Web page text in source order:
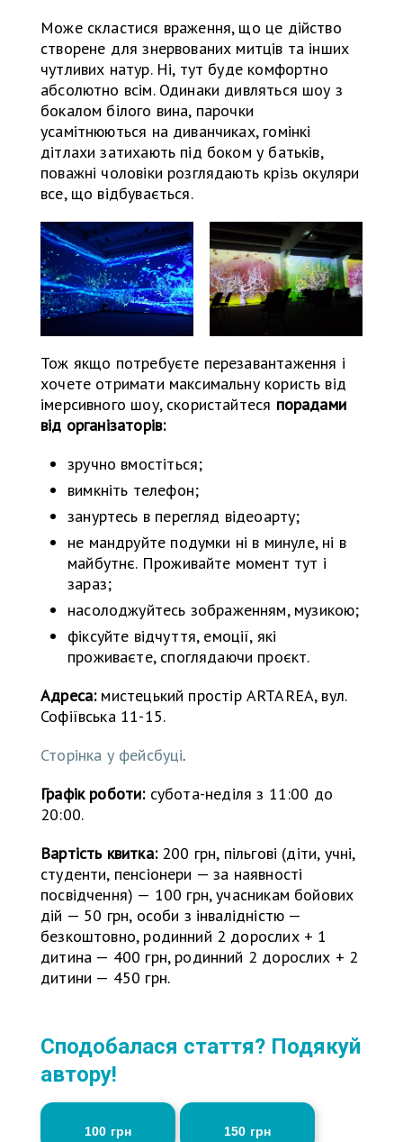
Може скластися враження, що це дійство
створене для знервованих митців та інших
чутливих натур. Ні, тут буде комфортно
абсолютно всім. Одинаки дивляться шоу з
бокалом білого вина, парочки
усамітнюються на диванчиках, гомінкі
дітлахи затихають під боком у батьків,
поважні чоловіки розглядають крізь окуляри
все, що відбувається.
Тож якщо потребуєте перезавантаження і
хочете отримати максимальну користь від
імерсивного шоу, скористайтеся порадами
від організаторів:
зручно вмостіться;
вимкніть телефон;
зануртесь в перегляд відеоарту;
не мандруйте подумки ні в минуле, ні в
майбутнє. Проживайте момент тут і
зараз;
насолоджуйтесь зображенням, музикою;
фіксуйте відчуття, емоції, які
проживаєте, споглядаючи проєкт.
Адреса: мистецький простір ARTAREA, вул.
Софіївська 11-15.
Сторінка у фейсбуці.
Графік роботи:субота-неділя з 11:00 до
20:00.
Вартість квитка:200 грн, пільгові (діти, учні,
студенти, пенсіонери — за наявності
посвідчення) — 100 грн, учасникам бойових
дій — 50 грн, особи з інвалідністю —
безкоштовно, родинний 2 дорослих + 1
дитина — 400 грн, родинний 2 дорослих + 2
дитини — 450 грн.
Сподобалася стаття? Подякуй
автору!
100 грн 150 грн